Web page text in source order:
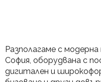
Разполагаме с
София, оборудвана с
дигитален и